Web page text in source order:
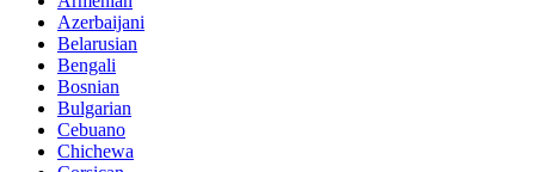
Azerbaijani
Belarusian
Bengali
Bosnian
Bulgarian
Cebuano
Chichewa